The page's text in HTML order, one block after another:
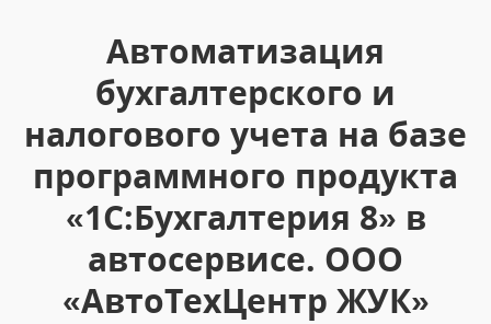
Автоматизация
бухгалтерского и
налогового учета на базе
программного продукта
«1С:Бухгалтерия 8» в
автосервисе. ООО
«АвтоТехЦентр ЖУК»